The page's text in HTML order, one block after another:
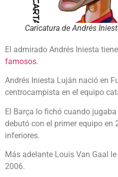
Caricatura de Andrés
El admirado Andrés Iniesta
famosos.
Andrés Iniesta Luján nació en
centrocampista en el equipo
El Barça lo fichó cuando
debutó con el primer equipo
inferiores.
Más adelante Louis Van Gaal
2006.